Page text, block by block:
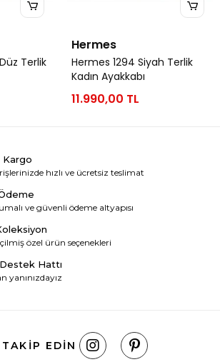
Terlik
Hermes
Hermes 1294 Siyah Terlik
Kadın Ayakkabı
11.990,00 TL
Kargo
hızlı ve ücretsiz teslimat
ve güvenli ödeme altyapısı
özel ürün seçenekleri
Hattı
yanınızdayız
EDIN